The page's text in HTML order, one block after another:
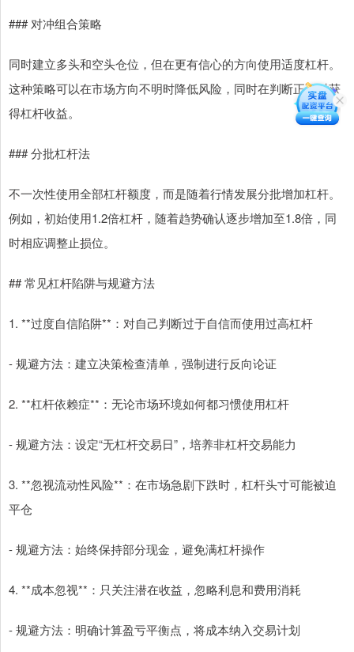
### 对冲组合策略
同时建立多头和空头仓位，但在更有信心的方向使用适度杠杆。
这种策略可以在市场方向不明时降低风险，同时在判断正确时获
得杠杆收益。
### 分批杠杆法
不一次性使用全部杠杆额度，而是随着行情发展分批增加杠杆。
例如，初始使用1.2倍杠杆，随着趋势确认逐步增加至1.8倍，同
时相应调整止损位。
## 常见杠杆陷阱与规避方法
1. **过度自信陷阱**：对自己判断过于自信而使用过高杠杆
- 规避方法：建立决策检查清单，强制进行反向论证
2. **杠杆依赖症**：无论市场环境如何都习惯使用杠杆
- 规避方法：设定“无杠杆交易日”，培养非杠杆交易能力
3. **忽视流动性风险**：在市场急剧下跌时，杠杆头寸可能被迫
平仓
- 规避方法：始终保持部分现金，避免满杠杆操作
4. **成本忽视**：只关注潜在收益，忽略利息和费用消耗
- 规避方法：明确计算盈亏平衡点，将成本纳入交易计划